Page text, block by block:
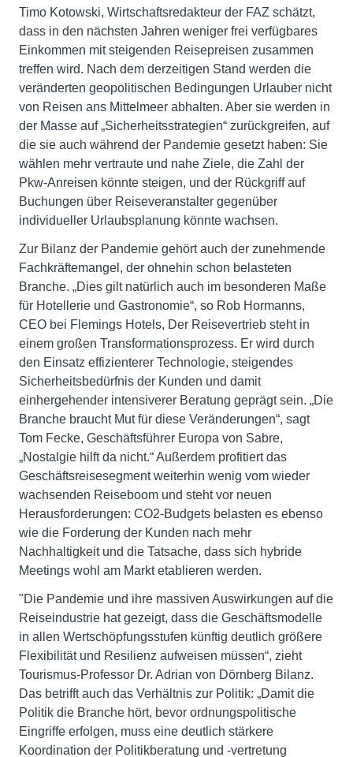
Timo Kotowski, Wirtschaftsredakteur der FAZ schätzt,
dass in den nächsten Jahren weniger frei verfügbares
Einkommen mit steigenden Reisepreisen zusammen
treffen wird. Nach dem derzeitigen Stand werden die
veränderten geopolitischen Bedingungen Urlauber nicht
von Reisen ans Mittelmeer abhalten. Aber sie werden in
der Masse auf „Sicherheitsstrategien“ zurückgreifen, auf
die sie auch während der Pandemie gesetzt haben: Sie
wählen mehr vertraute und nahe Ziele, die Zahl der
Pkw-Anreisen könnte steigen, und der Rückgriff auf
Buchungen über Reiseveranstalter gegenüber
individueller Urlaubsplanung könnte wachsen.
Zur Bilanz der Pandemie gehört auch der zunehmende
Fachkräftemangel, der ohnehin schon belasteten
Branche. „Dies gilt natürlich auch im besonderen Maße
für Hotellerie und Gastronomie“, so Rob Hormanns,
CEO bei Flemings Hotels, Der Reisevertrieb steht in
einem großen Transformationsprozess. Er wird durch
den Einsatz effizienterer Technologie, steigendes
Sicherheitsbedürfnis der Kunden und damit
einhergehender intensiverer Beratung geprägt sein. „Die
Branche braucht Mut für diese Veränderungen“, sagt
Tom Fecke, Geschäftsführer Europa von Sabre,
„Nostalgie hilft da nicht.“ Außerdem profitiert das
Geschäftsreisesegment weiterhin wenig vom wieder
wachsenden Reiseboom und steht vor neuen
Herausforderungen: CO2-Budgets belasten es ebenso
wie die Forderung der Kunden nach mehr
Nachhaltigkeit und die Tatsache, dass sich hybride
Meetings wohl am Markt etablieren werden.
"Die Pandemie und ihre massiven Auswirkungen auf die
Reiseindustrie hat gezeigt, dass die Geschäftsmodelle
in allen Wertschöpfungsstufen künftig deutlich größere
Flexibilität und Resilienz aufweisen müssen“, zieht
Tourismus-Professor Dr. Adrian von Dörnberg Bilanz.
Das betrifft auch das Verhältnis zur Politik: „Damit die
Politik die Branche hört, bevor ordnungspolitische
Eingriffe erfolgen, muss eine deutlich stärkere
Koordination der Politikberatung und -vertretung